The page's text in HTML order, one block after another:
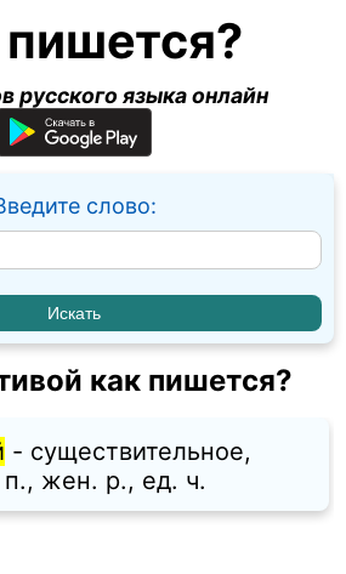
русского языка онлайн
слово:
как пишется?
- существительное,
жен. p., ед. ч.